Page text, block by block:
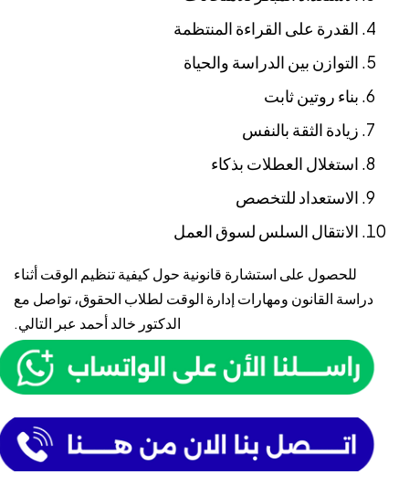
القدرة على القراءة المنتظمة
التوازن بين الدراسة والحياة
بناء روتين ثابت
زيادة الثقة بالنفس
استغلال العطلات بذكاء
الاستعداد للتخصص
الانتقال السلس لسوق العمل
للحصول على استشارة قانونية حول كيفية تنظيم الوقت أثناء
دراسة القانون ومهارات إدارة الوقت لطلاب الحقوق، تواصل مع
الدكتور خالد أحمدعبر التالي.